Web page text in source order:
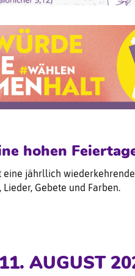
hohen
eine jährllich
Gebete und Farben.
AUGUST